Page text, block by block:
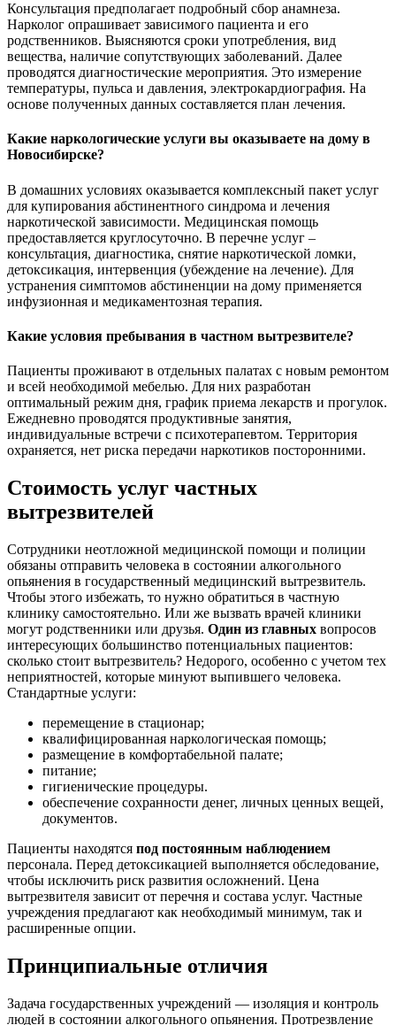
Консультация предполагает подробный сбор анамнеза.
Нарколог опрашивает зависимого пациента и его
родственников. Выясняются сроки употребления, вид
вещества, наличие сопутствующих заболеваний. Далее
проводятся диагностические мероприятия. Это измерение
температуры, пульса и давления, электрокардиография. На
основе полученных данных составляется план лечения.
Какие наркологические услуги вы оказываете на дому в
Новосибирске?
В домашних условиях оказывается комплексный пакет услуг
для купирования абстинентного синдрома и лечения
наркотической зависимости. Медицинская помощь
предоставляется круглосуточно. В перечне услуг –
консультация, диагностика, снятие наркотической ломки,
детоксикация, интервенция (убеждение на лечение). Для
устранения симптомов абстиненции на дому применяется
инфузионная и медикаментозная терапия.
Какие условия пребывания в частном вытрезвителе?
Пациенты проживают в отдельных палатах с новым ремонтом
и всей необходимой мебелью. Для них разработан
оптимальный режим дня, график приема лекарств и прогулок.
Ежедневно проводятся продуктивные занятия,
индивидуальные встречи с психотерапевтом. Территория
охраняется, нет риска передачи наркотиков посторонними.
Стоимость услуг частных
вытрезвителей
Сотрудники неотложной медицинской помощи и полиции
обязаны отправить человека в состоянии алкогольного
опьянения в государственный медицинский вытрезвитель.
Чтобы этого избежать, то нужно обратиться в частную
клинику самостоятельно. Или же вызвать врачей клиники
могут родственники или друзья. Один из главных вопросов
интересующих большинство потенциальных пациентов:
сколько стоит вытрезвитель? Недорого, особенно с учетом тех
неприятностей, которые минуют выпившего человека.
Стандартные услуги:
перемещение в стационар;
квалифицированная наркологическая помощь;
размещение в комфортабельной палате;
питание;
гигиенические процедуры.
обеспечение сохранности денег, личных ценных вещей,
документов.
Пациенты находятся под постоянным наблюдением
персонала. Перед детоксикацией выполняется обследование,
чтобы исключить риск развития осложнений. Цена
вытрезвителя зависит от перечня и состава услуг. Частные
учреждения предлагают как необходимый минимум, так и
расширенные опции.
Принципиальные отличия
Задача государственных учреждений — изоляция и контроль
людей в состоянии алкогольного опьянения. Протрезвление